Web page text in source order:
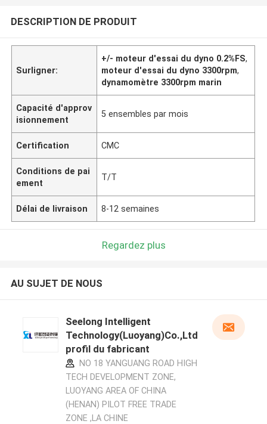
DESCRIPTION DE PRODUIT
Surligner:
+/- moteur d'essai du dyno 0.2%FS,
moteur d'essai du dyno 3300rpm,
dynamomètre 3300rpm marin
Capacité d'approv
isionnement
5 ensembles par mois
Certification CMC
Conditions de pai
ement
T/T
Délai de livraison 8-12 semaines
Regardez plus
AU SUJET DE NOUS
Seelong Intelligent
Technology(Luoyang)Co.,Ltd
profil du fabricant
NO 18 YANGUANG ROAD HIGH
TECH DEVELOPMENT ZONE,
LUOYANG AREA OF CHINA
(HENAN) PILOT FREE TRADE
ZONE ,LA CHINE